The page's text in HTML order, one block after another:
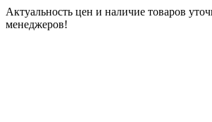
Актуальность цен и наличие товаров
менеджеров!